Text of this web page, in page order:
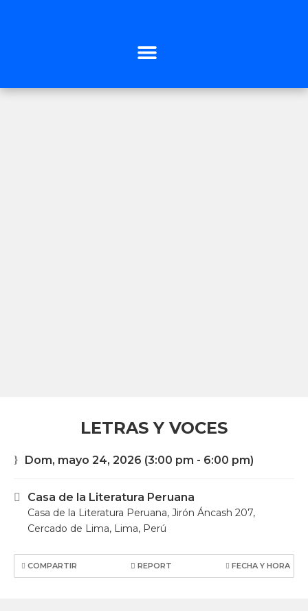
LETRAS Y VOCES
Dom, mayo 24, 2026 (3:00 pm - 6:00 pm)
Casa de la Literatura Peruana
Casa de la Literatura Peruana, Jirón Áncash 207,
Cercado de Lima, Lima, Perú
COMPARTIR REPORT FECHA Y HORA